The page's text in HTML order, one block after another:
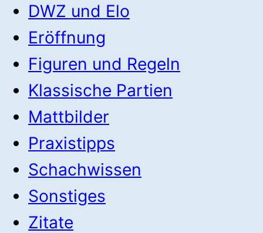
DWZ und Elo
Eröffnung
Figuren und Regeln
Klassische Partien
Mattbilder
Praxistipps
Schachwissen
Sonstiges
Zitate